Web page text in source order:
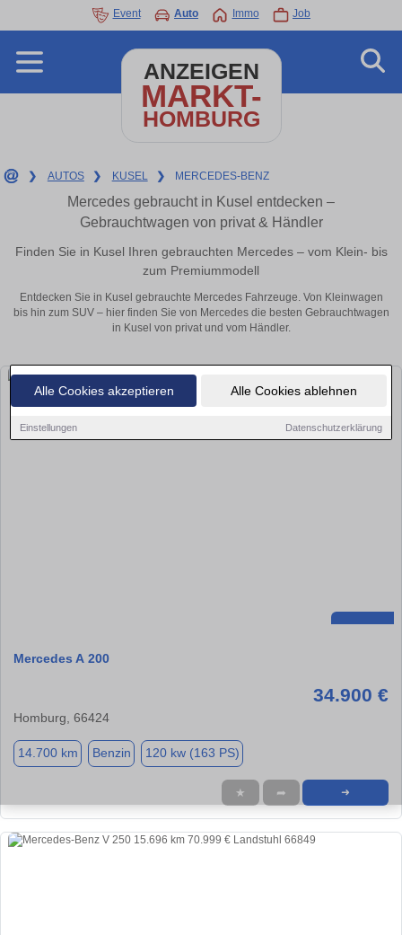
Alle Cookies akzeptieren Alle Cookies ablehnen
Einstellungen Datenschutzerklärung
Event Auto Immo Job
ANZEIGEN
MARKT-
HOMBURG
❯ AUTOS ❯ KUSEL ❯ MERCEDES-BENZ
Mercedes gebraucht in Kusel entdecken –
Gebrauchtwagen von privat & Händler
Finden Sie in Kusel Ihren gebrauchten Mercedes – vom Klein- bis
zum Premiummodell
Entdecken Sie in Kusel gebrauchte Mercedes Fahrzeuge. Von Kleinwagen
bis hin zum SUV – hier finden Sie von Mercedes die besten Gebrauchtwagen
in Kusel von privat und vom Händler.
Mercedes A 200
34.900 €
Homburg, 66424
14.700 km Benzin 120 kw (163 PS)
★ ➦ ➜